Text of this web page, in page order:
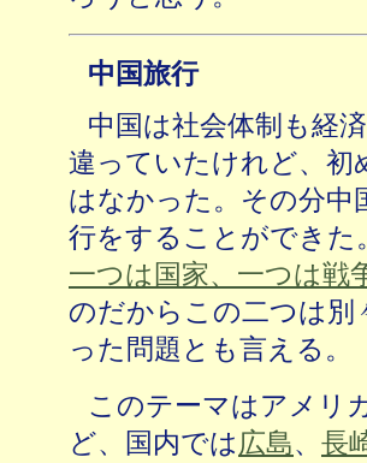
中国旅行
中国は社会体制も経
違っていたけれど、初
はなかった。その分中
行をすることができた
一つは国家、一つは戦
のだからこの二つは
った問題とも言える。
このテーマはアメリ
ど、国内では広島、 長